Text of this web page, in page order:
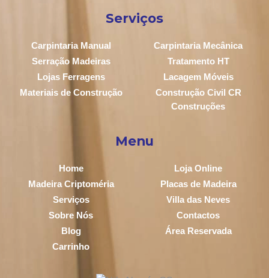
Serviços
Carpintaria Manual
Carpintaria Mecânica
Serração Madeiras
Tratamento HT
Lojas Ferragens
Lacagem Móveis
Materiais de Construção
Construção Civil CR
Construções
Menu
Home
Loja Online
Madeira Criptoméria
Placas de Madeira
Serviços
Villa das Neves
Sobre Nós
Contactos
Blog
Área Reservada
Carrinho